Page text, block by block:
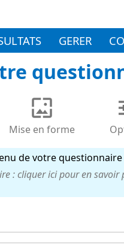
GERER
Mise en forme
de votre
: cliquer ici pour en savoir